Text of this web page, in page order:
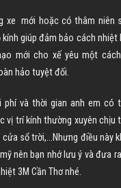
xe mới hoặc có thâm niên
giúp đảm bảo cách nhiệt
mới cho xế yêu một
hảo tuyệt đối.
và thời gian anh em có
vị trí kính thường xuyên chịu
sổ trời,…Nhưng điều này
nên bạn nhớ lưu ý và đưa
3M Cần Thơnhé.